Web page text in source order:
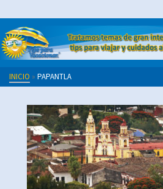
INICIO » PAPANTLA